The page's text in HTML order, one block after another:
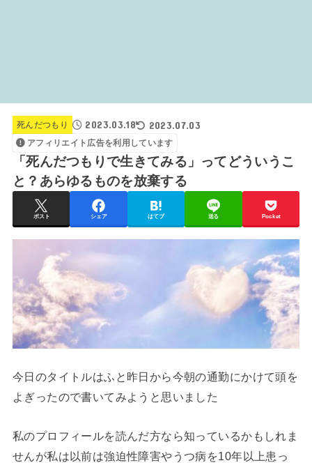
死んだつもり 2023.03.18 2023.07.03
アフィリエイト広告を利用しています
「死んだつもりで生きてみる」ってどういうこ
と？あらゆるものを放棄する
ポスト シェア はてブ 送る Pocket
今日のタイトルはふと昨日から今朝の通勤にかけて頭を
よぎったので書いてみようと思いました
私のプロフィールを読んだ方なら知っているかもしれま
せんが私は以前は強迫性障害やうつ病を10年以上患っ